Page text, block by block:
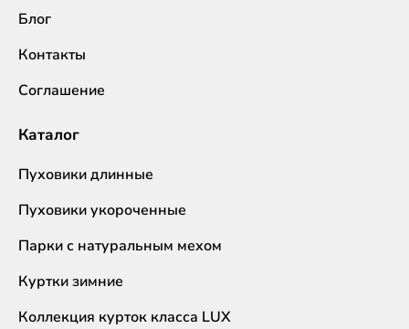
Блог
Контакты
Соглашение
Каталог
Пуховики длинные
Пуховики укороченные
Парки с натуральным мехом
Куртки зимние
Коллекция курток класса LUX